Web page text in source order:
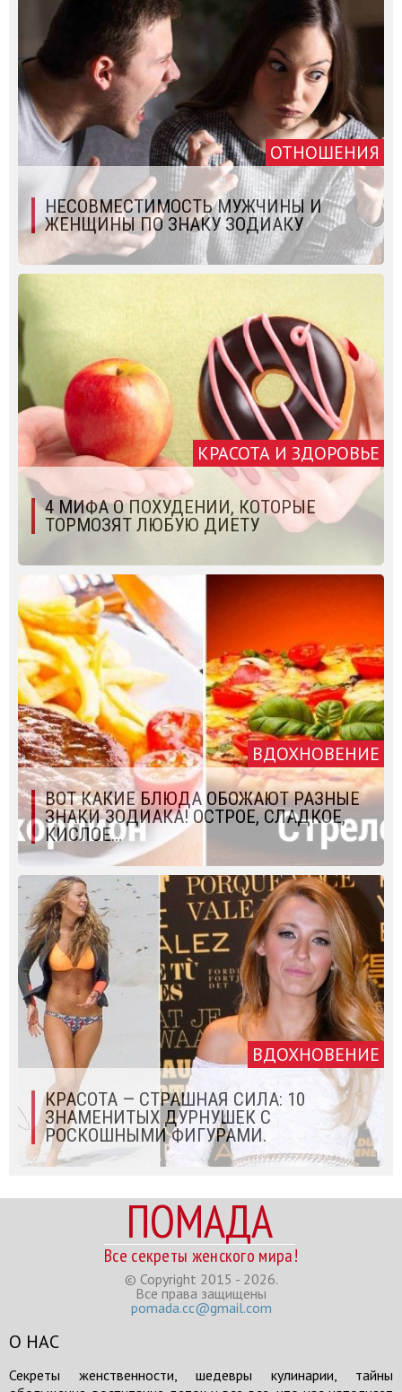
ОТНОШЕНИЯ
НЕСОВМЕСТИМОСТЬ МУЖЧИНЫ И
ЖЕНЩИНЫ ПО ЗНАКУ ЗОДИАКУ
КРАСОТА И ЗДОРОВЬЕ
4 МИФА О ПОХУДЕНИИ, КОТОРЫЕ
ТОРМОЗЯТ ЛЮБУЮ ДИЕТУ
ВДОХНОВЕНИЕ
ВОТ КАКИЕ БЛЮДА ОБОЖАЮТ РАЗНЫЕ
ЗНАКИ ЗОДИАКА! ОСТРОЕ, СЛАДКОЕ,
КИСЛОЕ…
ВДОХНОВЕНИЕ
КРАСОТА — СТРАШНАЯ СИЛА: 10
ЗНАМЕНИТЫХ ДУРНУШЕК С
РОСКОШНЫМИ ФИГУРАМИ.
ПОМАДА
Все секреты женского мира!
© Copyright 2015 - 2026.
Все права защищены
pomada.cc@gmail.com
О НАС
Секреты женственности, шедевры кулинарии, тайны